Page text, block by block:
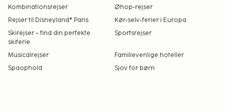
Kombinationsrejser
Øhop-rejser
Rejser til Disneyland® Paris
Kør-selv-ferier i Europa
Skirejser – find din perfekte
skiferie
Sportsrejser
Musicalrejser
Familievenlige hoteller
Spaophold
Sjov for børn